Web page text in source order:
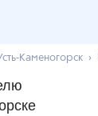
Каменогорск